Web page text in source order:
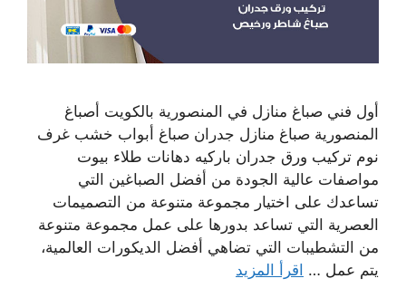
أول فني صباغ منازل في المنصورية بالكويت أصباغ
المنصورية صباغ منازل جدران صباغ أبواب خشب غرف
نوم تركيب ورق جدران باركيه دهانات طلاء بيوت
مواصفات عالية الجودة من أفضل الصباغين التي
تساعدك على اختيار مجموعة متنوعة من التصميمات
العصرية التي تساعد بدورها على عمل مجموعة متنوعة
من التشطيبات التي تضاهي أفضل الديكورات العالمية،
يتم عمل … اقرأ المزيد